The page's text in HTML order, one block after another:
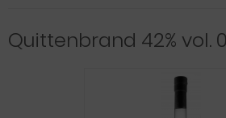
Quittenbrand 42% vol.